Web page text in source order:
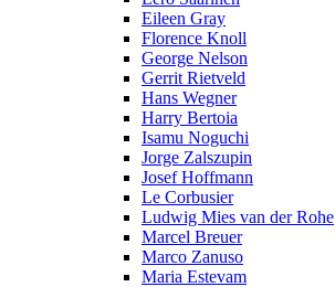
Eileen Gray
Florence Knoll
George Nelson
Gerrit Rietveld
Hans Wegner
Harry Bertoia
Isamu Noguchi
Jorge Zalszupin
Josef Hoffmann
Le Corbusier
Ludwig Mies van der Rohe
Marcel Breuer
Marco Zanuso
Maria Estevam